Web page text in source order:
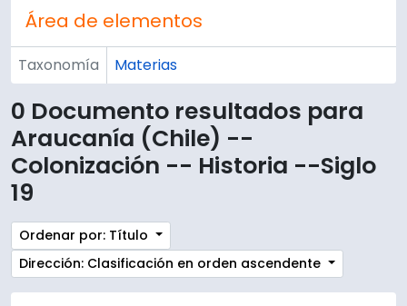
Área de elementos
Taxonomía Materias
0 Documento resultados para
Araucanía (Chile) --
Colonización -- Historia --Siglo
19
Ordenar por: Título
Dirección: Clasificación en orden ascendente